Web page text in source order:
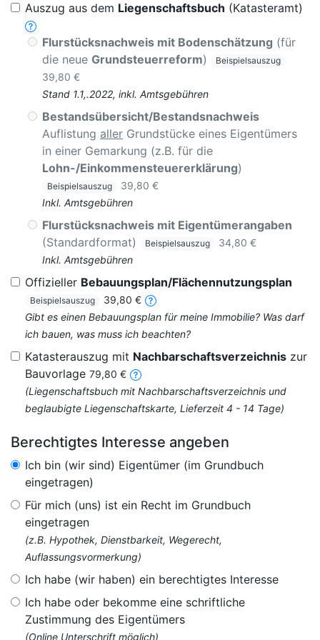
Auszug aus dem Liegenschaftsbuch (Katasteramt)
Flurstücksnachweis mit Bodenschätzung (für
die neue Grundsteuerreform) Beispielsauszug
39,80 €
Stand 1.1,.2022, inkl. Amtsgebühren
Bestandsübersicht/Bestandsnachweis
Auflistung aller Grundstücke eines Eigentümers
in einer Gemarkung (z.B. für die
Lohn-/Einkommensteuererklärung)
Beispielsauszug
39,80 €
Inkl. Amtsgebühren
Flurstücksnachweis mit Eigentümerangaben
(Standardformat)
Beispielsauszug
34,80 €
Inkl. Amtsgebühren
Offizieller Bebauungsplan/Flächennutzungsplan
Beispielsauszug
39,80 €
Gibt es einen Bebauungsplan für meine Immobilie? Was darf
ich bauen, was muss ich beachten?
Katasterauszug mit Nachbarschaftsverzeichnis zur
Bauvorlage 79,80 €
(Liegenschaftsbuch mit Nachbarschaftsverzeichnis und
beglaubigte Liegenschaftskarte, Lieferzeit 4 - 14 Tage)
Berechtigtes Interesse angeben
Ich bin (wir sind) Eigentümer (im Grundbuch
eingetragen)
Für mich (uns) ist ein Recht im Grundbuch
eingetragen
(z.B. Hypothek, Dienstbarkeit, Wegerecht,
Auflassungsvormerkung)
Ich habe (wir haben) ein berechtigtes Interesse
Ich habe oder bekomme eine schriftliche
Zustimmung des Eigentümers
(Online Unterschrift möglich)